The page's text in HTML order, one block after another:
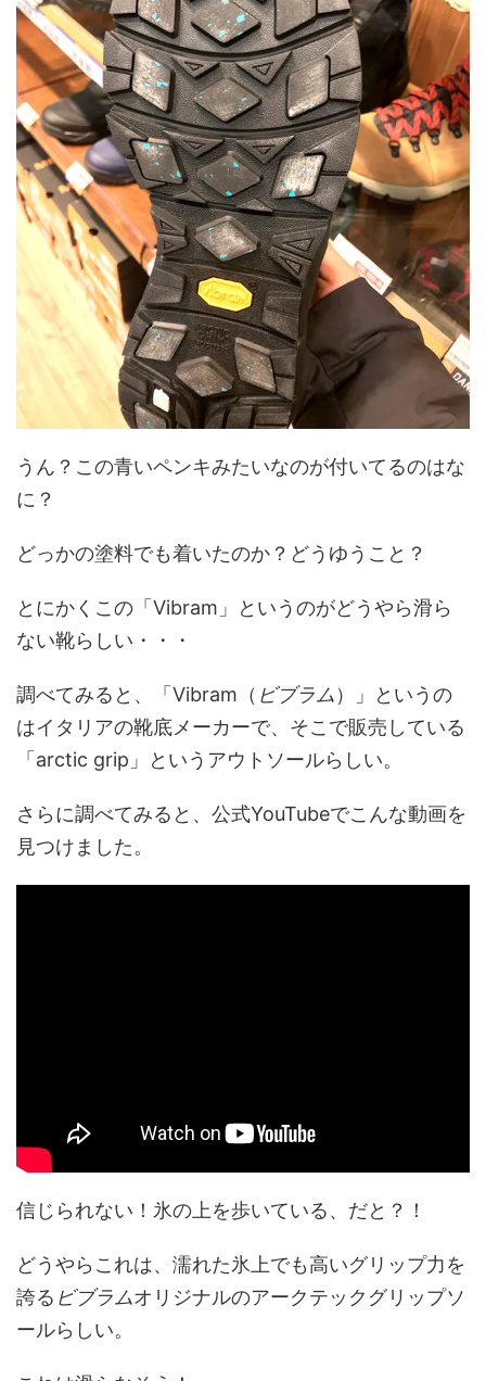
うん？この青いペンキみたいなのが付いてるのはな
に？
どっかの塗料でも着いたのか？どうゆうこと？
とにかくこの「Vibram」というのがどうやら滑ら
ない靴らしい・・・
調べてみると、「Vibram（ ビブラム）」というの
はイタリアの靴底メーカーで、そこで販売している
「arctic grip」というアウトソールらしい。
さらに調べてみると、公式YouTubeでこんな動画を
見つけました。
信じられない！氷の上を歩いている、だと？！
どうやらこれは、濡れた氷上でも高いグリップ力を
誇る ビブラムオリジナルのアークテックグリップソ
ールらしい。